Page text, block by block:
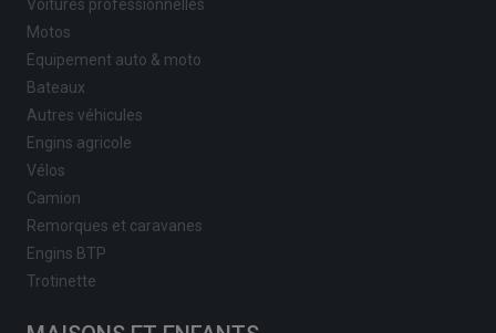
Voitures professionnelles
Motos
Equipement auto & moto
Bateaux
Autres véhicules
Engins agricole
Vélos
Camion
Remorques et caravanes
Engins BTP
Trotinette